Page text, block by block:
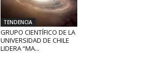
TENDENCIA
GRUPO CIENTÍFICO DE LA
UNIVERSIDAD DE CHILE
LIDERA “MA...